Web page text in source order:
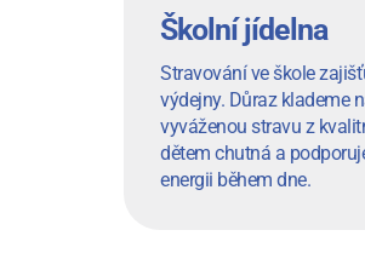
Školní jídelna
Stravování ve škole
výdejny. Důraz klademe
vyváženou stravu z
dětem chutná a
energii během dne.